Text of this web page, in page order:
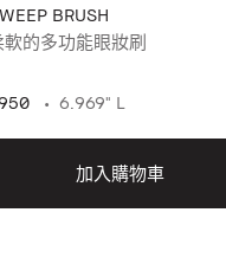
BRUSH
軟的多功能眼妝刷
6.969" L
加入購物車